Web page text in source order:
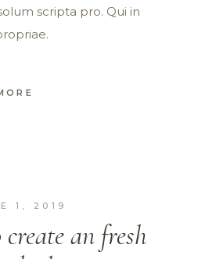
scripta pro. Qui in
1, 2019
an fresh